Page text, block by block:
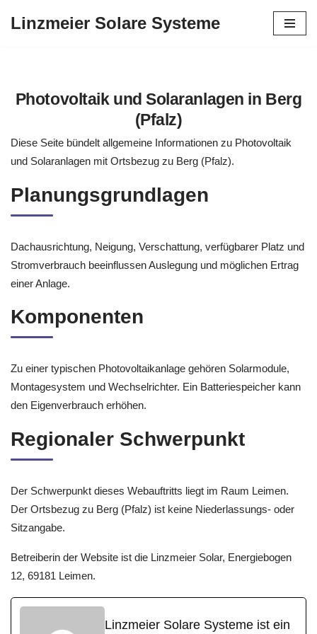
Linzmeier Solare Systeme
Photovoltaik und Solaranlagen in Berg
(Pfalz)
Diese Seite bündelt allgemeine Informationen zu Photovoltaik
und Solaranlagen mit Ortsbezug zu Berg (Pfalz).
Planungsgrundlagen
Dachausrichtung, Neigung, Verschattung, verfügbarer Platz und
Stromverbrauch beeinflussen Auslegung und möglichen Ertrag
einer Anlage.
Komponenten
Zu einer typischen Photovoltaikanlage gehören Solarmodule,
Montagesystem und Wechselrichter. Ein Batteriespeicher kann
den Eigenverbrauch erhöhen.
Regionaler Schwerpunkt
Der Schwerpunkt dieses Webauftritts liegt im Raum Leimen.
Der Ortsbezug zu Berg (Pfalz) ist keine Niederlassungs- oder
Sitzangabe.
Betreiberin der Website ist die Linzmeier Solar, Energiebogen
12, 69181 Leimen.
Linzmeier Solare Systeme ist ein